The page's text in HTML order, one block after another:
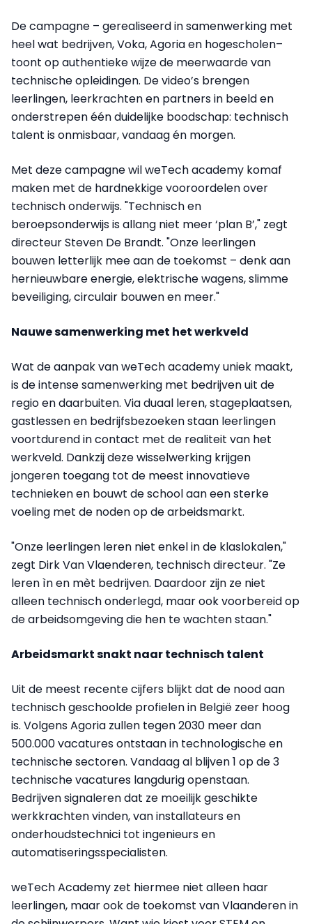
De campagne – gerealiseerd in samenwerking met
heel wat bedrijven, Voka, Agoria en hogescholen–
toont op authentieke wijze de meerwaarde van
technische opleidingen. De video’s brengen
leerlingen, leerkrachten en partners in beeld en
onderstrepen één duidelijke boodschap: technisch
talent is onmisbaar, vandaag én morgen.
Met deze campagne wil weTech academy komaf
maken met de hardnekkige vooroordelen over
technisch onderwijs. "Technisch en
beroepsonderwijs is allang niet meer ‘plan B’," zegt
directeur Steven De Brandt. "Onze leerlingen
bouwen letterlijk mee aan de toekomst – denk aan
hernieuwbare energie, elektrische wagens, slimme
beveiliging, circulair bouwen en meer."
Nauwe samenwerking met het werkveld
Wat de aanpak van weTech academy uniek maakt,
is de intense samenwerking met bedrijven uit de
regio en daarbuiten. Via duaal leren, stageplaatsen,
gastlessen en bedrijfsbezoeken staan leerlingen
voortdurend in contact met de realiteit van het
werkveld. Dankzij deze wisselwerking krijgen
jongeren toegang tot de meest innovatieve
technieken en bouwt de school aan een sterke
voeling met de noden op de arbeidsmarkt.
"Onze leerlingen leren niet enkel in de klaslokalen,"
zegt Dirk Van Vlaenderen, technisch directeur. "Ze
leren ìn en mèt bedrijven. Daardoor zijn ze niet
alleen technisch onderlegd, maar ook voorbereid op
de arbeidsomgeving die hen te wachten staan."
Arbeidsmarkt snakt naar technisch talent
Uit de meest recente cijfers blijkt dat de nood aan
technisch geschoolde profielen in België zeer hoog
is. Volgens Agoria zullen tegen 2030 meer dan
500.000 vacatures ontstaan in technologische en
technische sectoren. Vandaag al blijven 1 op de 3
technische vacatures langdurig openstaan.
Bedrijven signaleren dat ze moeilijk geschikte
werkkrachten vinden, van installateurs en
onderhoudstechnici tot ingenieurs en
automatiseringsspecialisten.
weTech Academy zet hiermee niet alleen haar
leerlingen, maar ook de toekomst van Vlaanderen in